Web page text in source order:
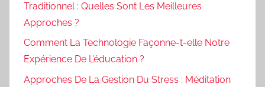
Traditionnel : Quelles Sont Les Meilleures
Approches ?
Comment La Technologie Façonne-t-elle Notre
Expérience De L’éducation ?
Approches De La Gestion Du Stress : Méditation